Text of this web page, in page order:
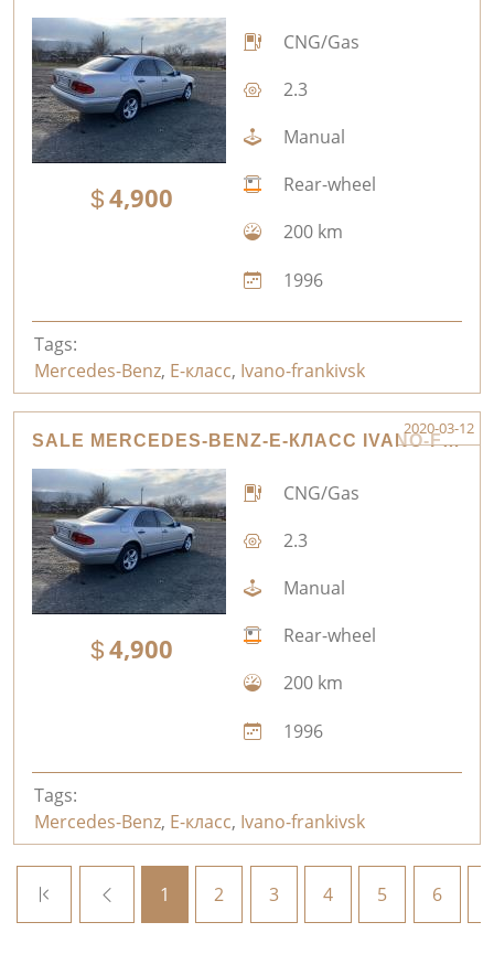
4,900
CNG/Gas
2.3
Manual
Rear-wheel
200 km
1996
Tags:
Mercedes-Benz, E-класс, Ivano-frankivsk
SALE MERCEDES-BENZ-E-КЛАСС IVANO-FRANKIVSK
2020-03-12
4,900
CNG/Gas
2.3
Manual
Rear-wheel
200 km
1996
Tags:
Mercedes-Benz, E-класс, Ivano-frankivsk
1 2 3 4 5 6